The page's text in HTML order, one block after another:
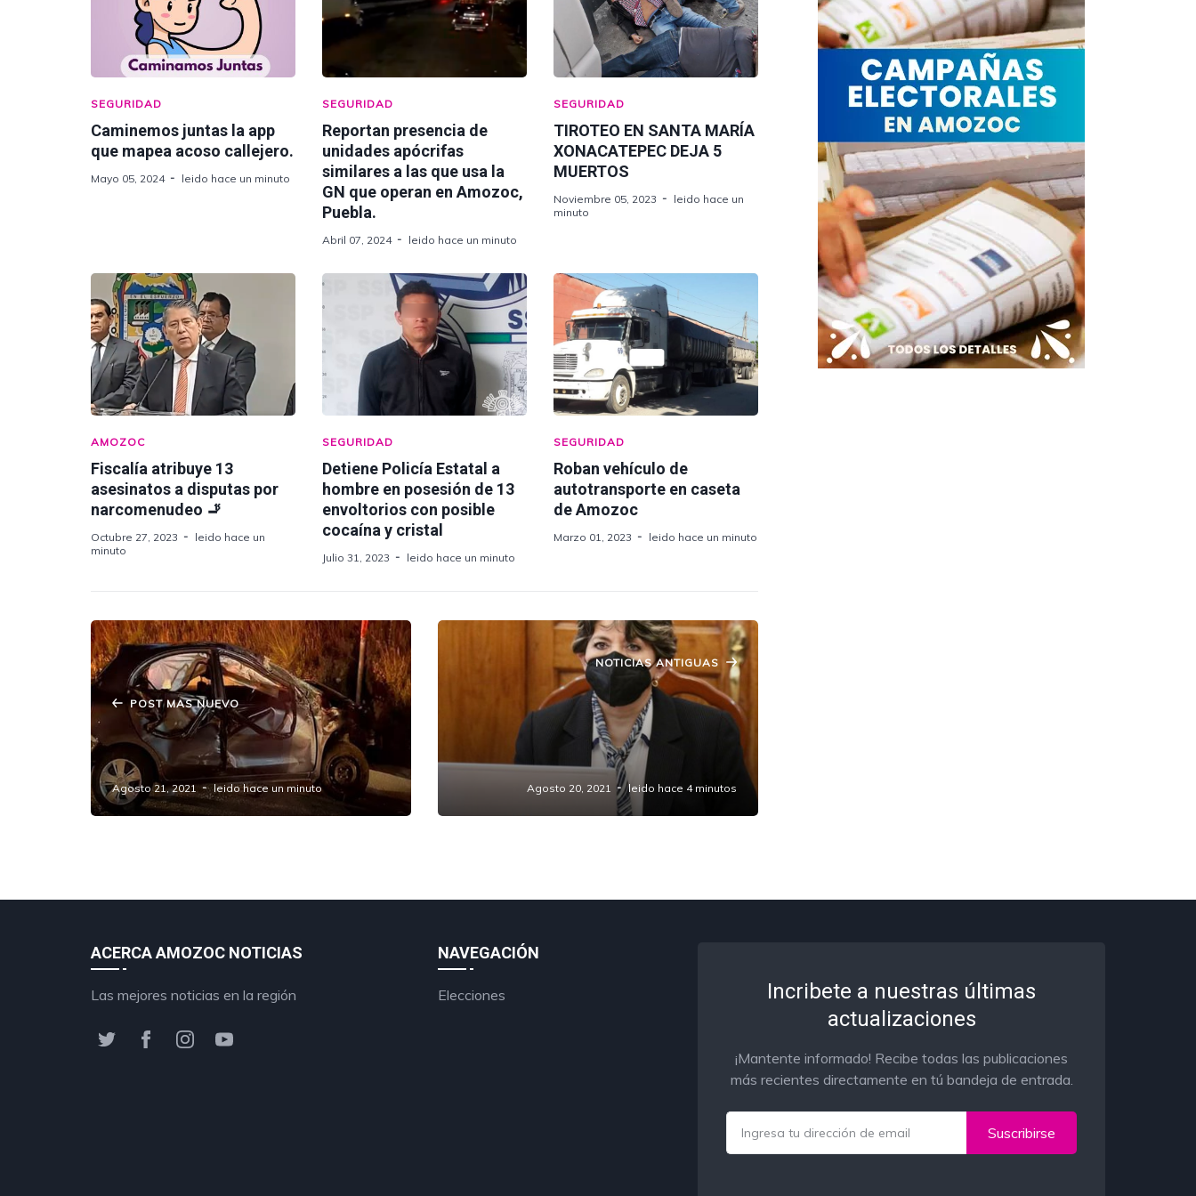
SEGURIDAD
Caminemos juntas la app
que mapea acoso callejero.
Mayo 05, 2024 leido hace un minuto
SEGURIDAD
Reportan presencia de
unidades apócrifas
similares a las que usa la
GN que operan en Amozoc,
Puebla.
Abril 07, 2024 leido hace un minuto
SEGURIDAD
TIROTEO EN SANTA MARÍA
XONACATEPEC DEJA 5
MUERTOS
Noviembre 05, 2023
leido hace un
minuto
AMOZOC
Fiscalía atribuye 13
asesinatos a disputas por
narcomenudeo 🚬
Octubre 27, 2023
leido hace un
minuto
SEGURIDAD
Detiene Policía Estatal a
hombre en posesión de 13
envoltorios con posible
cocaína y cristal
Julio 31, 2023 leido hace un minuto
SEGURIDAD
Roban vehículo de
autotransporte en caseta
de Amozoc
Marzo 01, 2023 leido hace un minuto
POST MAS NUEVO
Muere bebé y dos mujeres en
accidente en la Amozoc – Perote
Agosto 21, 2021 leido hace un minuto
NOTICIAS ANTIGUAS
Publica SEP acuerdo con las
disposiciones para reanudar
actividades de manera presencial en
el Ciclo Escolar 2021-2022
Agosto 20, 2021 leido hace 4 minutos
ACERCA AMOZOC NOTICIAS
Las mejores noticias en la región
NAVEGACIÓN
Elecciones
Incribete a nuestras últimas
actualizaciones
¡Mantente informado! Recibe todas las publicaciones
más recientes directamente en tú bandeja de entrada.
Suscribirse